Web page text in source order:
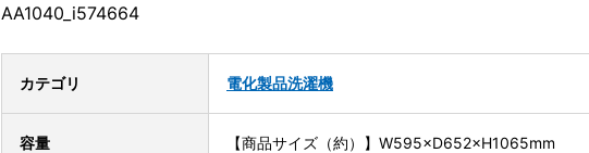
AA1040_i574664
カテゴリ 電化製品洗濯機
容量
【商品サイズ（約）】W595×D652×H1065mm